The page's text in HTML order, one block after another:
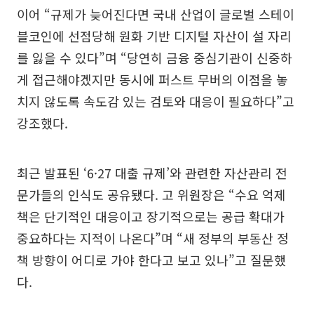
이어 “규제가 늦어진다면 국내 산업이 글로벌 스테이
블코인에 선점당해 원화 기반 디지털 자산이 설 자리
를 잃을 수 있다”며 “당연히 금융 중심기관이 신중하
게 접근해야겠지만 동시에 퍼스트 무버의 이점을 놓
치지 않도록 속도감 있는 검토와 대응이 필요하다”고
강조했다.
최근 발표된 ‘6·27 대출 규제’와 관련한 자산관리 전
문가들의 인식도 공유됐다. 고 위원장은 “수요 억제
책은 단기적인 대응이고 장기적으로는 공급 확대가
중요하다는 지적이 나온다”며 “새 정부의 부동산 정
책 방향이 어디로 가야 한다고 보고 있나”고 질문했
다.